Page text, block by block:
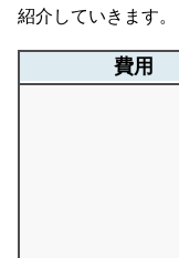
紹介していきます。
費用